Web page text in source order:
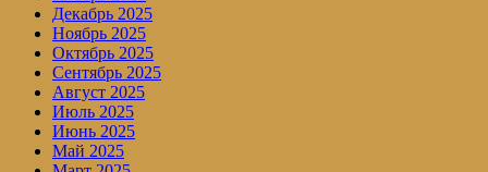
Декабрь 2025
Ноябрь 2025
Октябрь 2025
Сентябрь 2025
Август 2025
Июль 2025
Июнь 2025
Май 2025